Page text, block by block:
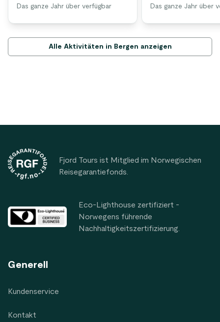
Das ganze Jahr über verfügbar Das ganze Jahr über
Alle Aktivitäten in Bergen anzeigen
Fjord Tours ist Mitglied im Norwegischen
Reisegarantiefonds.
Eco-Lighthouse zertifiziert -
Norwegens führende
Nachhaltigkeitszertifizierung.
Generell
Kundenservice
Kontakt